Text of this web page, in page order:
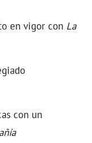
en vigor con La
con un